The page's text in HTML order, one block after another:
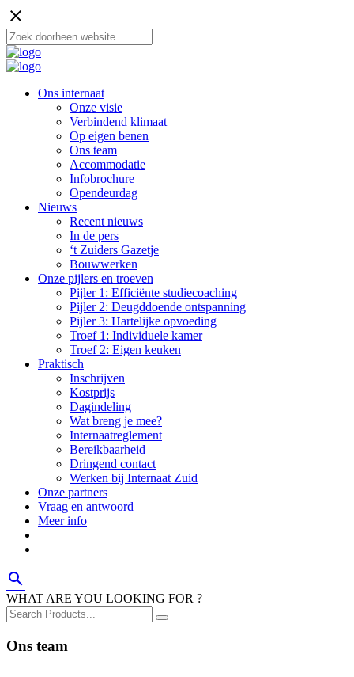
close
Ons internaat
Onze visie
Verbindend klimaat
Op eigen benen
Ons team
Accommodatie
Infobrochure
Opendeurdag
Nieuws
Recent nieuws
In de pers
‘t Zuiders Gazetje
Bouwwerken
Onze pijlers en troeven
Pijler 1: Efficiënte studiecoaching
Pijler 2: Deugddoende ontspanning
Pijler 3: Hartelijke opvoeding
Troef 1: Individuele kamer
Troef 2: Eigen keuken
Praktisch
Inschrijven
Kostprijs
Dagindeling
Wat breng je mee?
Internaatreglement
Bereikbaarheid
Dringend contact
Werken bij Internaat Zuid
Onze partners
Vraag en antwoord
Meer info
search
WHAT ARE YOU LOOKING FOR ?
Ons team